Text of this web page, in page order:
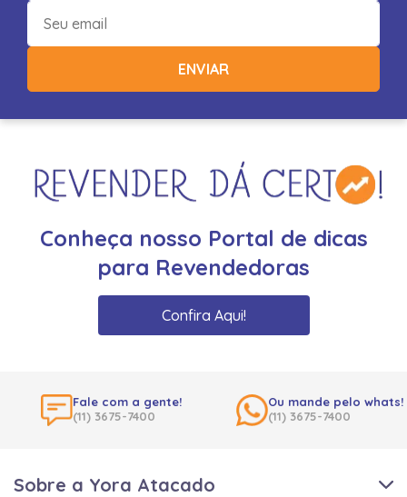
ENVIAR
Conheça nosso Portal de dicas
para Revendedoras
Confira Aqui!
Fale com a gente!
(11) 3675-7400
Ou mande pelo whats!
(11) 3675-7400
Sobre a Yora Atacado